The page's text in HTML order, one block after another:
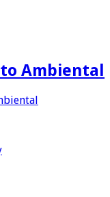
Ambiental